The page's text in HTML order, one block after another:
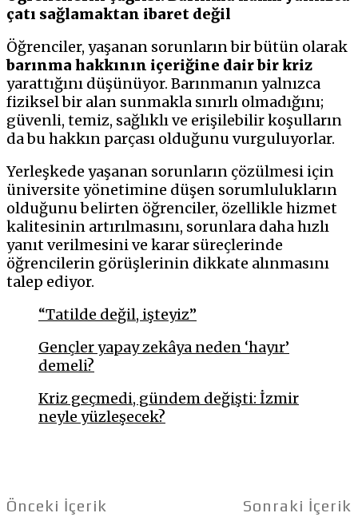
çatı sağlamaktan ibaret değil
Öğrenciler, yaşanan sorunların bir bütün olarak
barınma hakkının içeriğine dair bir kriz
yarattığını düşünüyor. Barınmanın yalnızca
fiziksel bir alan sunmakla sınırlı olmadığını;
güvenli, temiz, sağlıklı ve erişilebilir koşulların
da bu hakkın parçası olduğunu vurguluyorlar.
Yerleşkede yaşanan sorunların çözülmesi için
üniversite yönetimine düşen sorumlulukların
olduğunu belirten öğrenciler, özellikle hizmet
kalitesinin artırılmasını, sorunlara daha hızlı
yanıt verilmesini ve karar süreçlerinde
öğrencilerin görüşlerinin dikkate alınmasını
talep ediyor.
“Tatilde değil, işteyiz”
Gençler yapay zekâya neden ‘hayır’
demeli?
Kriz geçmedi, gündem değişti: İzmir
neyle yüzleşecek?
Önceki İçerik Sonraki İçerik